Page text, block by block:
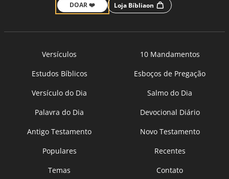
DOAR ❤️ Loja Bíbliaon
Versículos
10 Mandamentos
Estudos Bíblicos
Esboços de Pregação
Versículo do Dia
Salmo do Dia
Palavra do Dia
Devocional Diário
Antigo Testamento
Novo Testamento
Populares
Recentes
Temas
Contato